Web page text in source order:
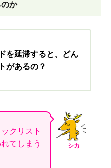
か
を延滞すると、どん
があるの？
シカ
クリスト
てしまう